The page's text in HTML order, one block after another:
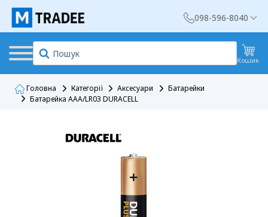
098-596-8040
Кошик
Головна Категорії Аксесуари
Батарейки
Батарейка AAA/LR03 DURACELL